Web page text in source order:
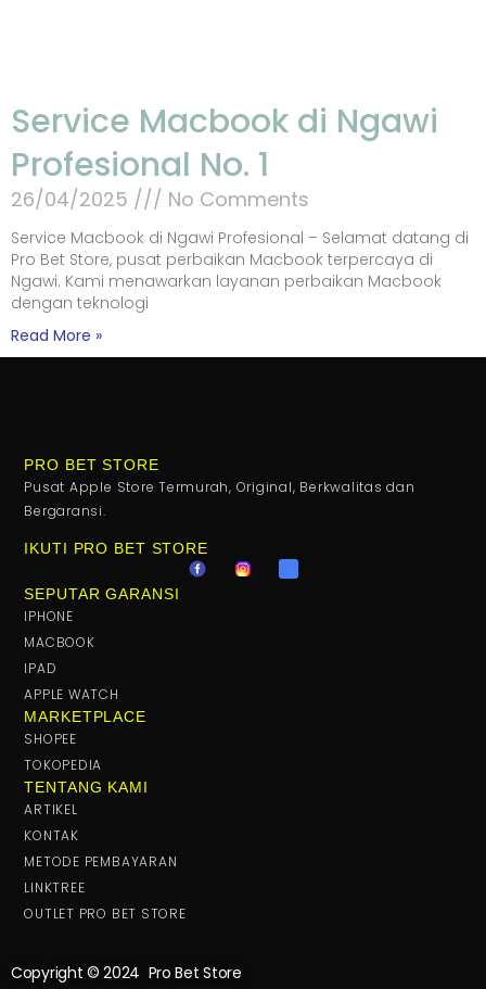
Service Macbook di Ngawi
Profesional No. 1
26/04/2025 No Comments
Service Macbook di Ngawi Profesional – Selamat datang di
Pro Bet Store, pusat perbaikan Macbook terpercaya di
Ngawi. Kami menawarkan layanan perbaikan Macbook
dengan teknologi
Read More »
PRO BET STORE
Pusat Apple Store Termurah, Original, Berkwalitas dan
Bergaransi.
IKUTI PRO BET STORE
SEPUTAR GARANSI
IPHONE
MACBOOK
IPAD
APPLE WATCH
MARKETPLACE
SHOPEE
TOKOPEDIA
TENTANG KAMI
ARTIKEL
KONTAK
METODE PEMBAYARAN
LINKTREE
OUTLET PRO BET STORE
Copyright © 2024 Pro Bet Store